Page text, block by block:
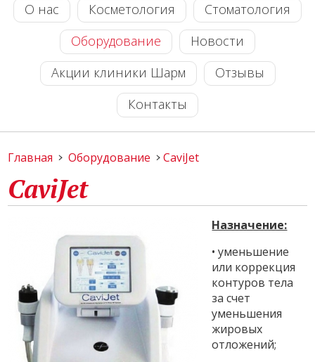
О нас Косметология
Стоматология
Оборудование
Новости
Акции клиники Шарм
Отзывы
Контакты
Главная Оборудование CaviJet
CaviJet
Назначение:
• уменьшение
или коррекция
контуров тела
за счет
уменьшения
жировых
отложений;